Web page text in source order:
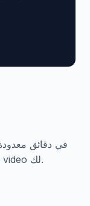
هذه الخطوات البسيطة لإنشاء أول text to video لك.